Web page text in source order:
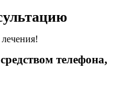
телефона,